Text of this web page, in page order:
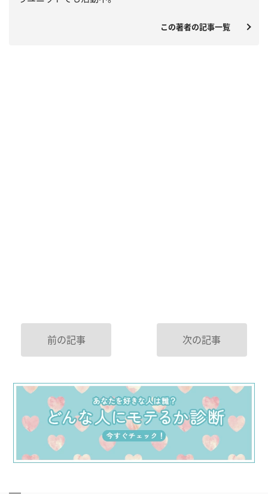
この著者の記事一覧
前の記事 次の記事